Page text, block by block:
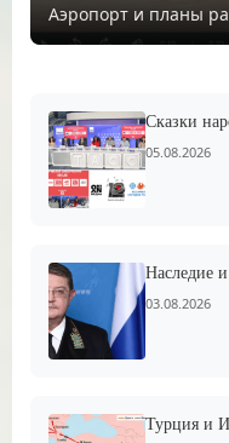
Аэропорт и планы
Сказки
05.08.2026
Наследие
03.08.2026
Турция и